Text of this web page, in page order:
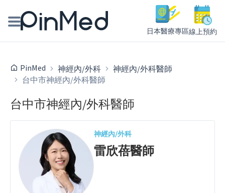
日本醫療專區線上預約
醫師專欄專訪
健康主題館
我是醫療人員
PinMed 神經內/外科
神經內/外科醫師
台中市神經內/外科醫師
台中市神經內/外科醫師
神經內/外科
雷欣蓓醫師